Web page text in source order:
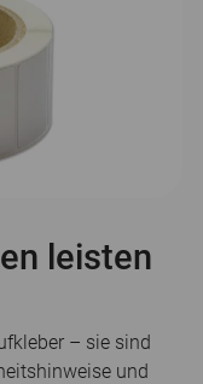
leisten
– sie sind
und